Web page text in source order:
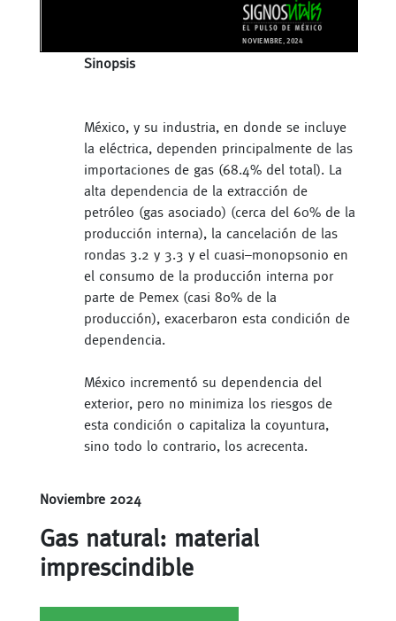
Sinopsis
México, y su industria, en donde se incluye
la eléctrica, dependen principalmente de las
importaciones de gas (68.4% del total). La
alta dependencia de la extracción de
petróleo (gas asociado) (cerca del 60% de la
producción interna), la cancelación de las
rondas 3.2 y 3.3 y el cuasi–monopsonio en
el consumo de la producción interna por
parte de Pemex (casi 80% de la
producción), exacerbaron esta condición de
dependencia.
México incrementó su dependencia del
exterior, pero no minimiza los riesgos de
esta condición o capitaliza la coyuntura,
sino todo lo contrario, los acrecenta.
Noviembre 2024
Gas natural: material
imprescindible